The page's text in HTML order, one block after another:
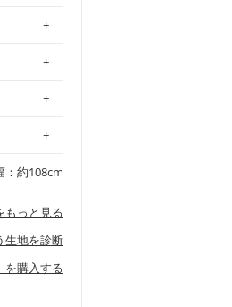
持ち、
トのオ
す。
には
ー用品
す。高
らかな
なトッ
オック
な落ち
ありな
手で
ズ
らしの
チ・ペ
いま
：約108cm
もっと見る
生地を診断
を購入する